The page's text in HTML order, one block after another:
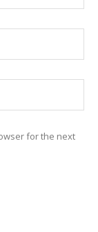
for the next